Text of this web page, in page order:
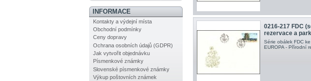
INFORMACE
Kontakty a výdejní místa
Obchodní podmínky
Ceny dopravy
Ochrana osobních údajů (GDPR)
Jak vytvořit objednávku
Písmenkové známky
Slovenské písmenkové známky
Výkup poštovních známek
0216-217 FDC
rezervace a
Série obálek FDC
EUROPA - Přírodní